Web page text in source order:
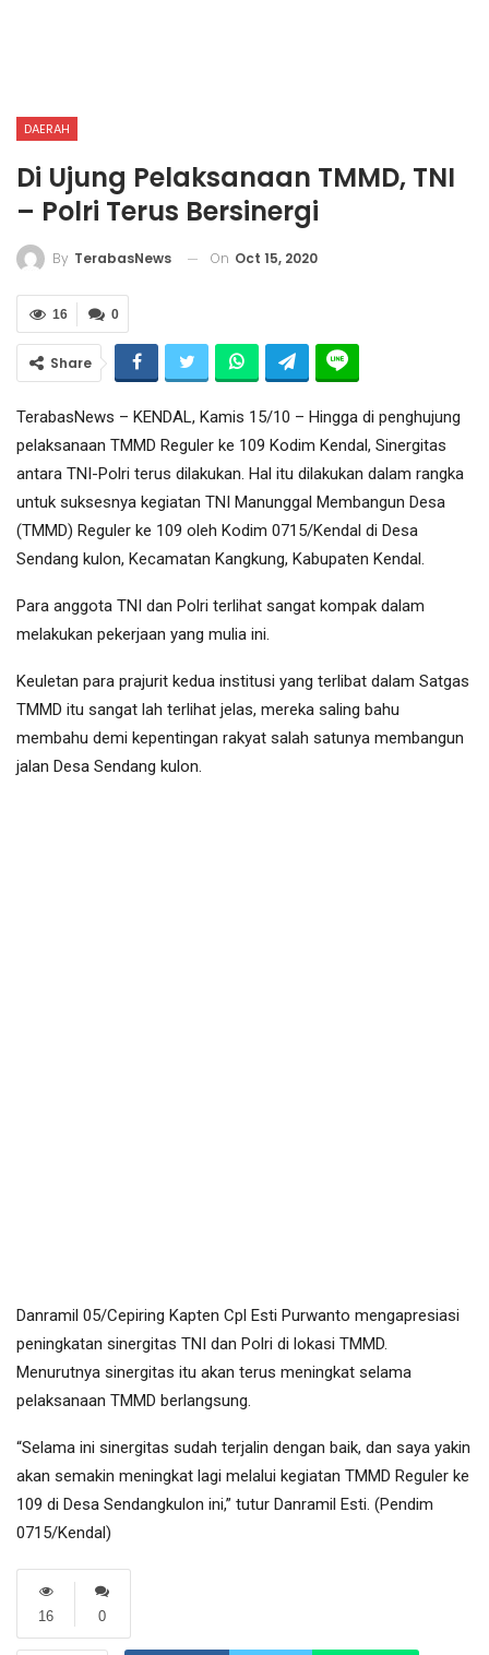
DAERAH
Di Ujung Pelaksanaan TMMD, TNI
– Polri Terus Bersinergi
By TerabasNews On Oct 15, 2020
0
16
Share
TerabasNews – KENDAL, Kamis 15/10 – Hingga di penghujung
pelaksanaan TMMD Reguler ke 109 Kodim Kendal, Sinergitas
antara TNI-Polri terus dilakukan. Hal itu dilakukan dalam rangka
untuk suksesnya kegiatan TNI Manunggal Membangun Desa
(TMMD) Reguler ke 109 oleh Kodim 0715/Kendal di Desa
Sendang kulon, Kecamatan Kangkung, Kabupaten Kendal.
Para anggota TNI dan Polri terlihat sangat kompak dalam
melakukan pekerjaan yang mulia ini.
Keuletan para prajurit kedua institusi yang terlibat dalam Satgas
TMMD itu sangat lah terlihat jelas, mereka saling bahu
membahu demi kepentingan rakyat salah satunya membangun
jalan Desa Sendang kulon.
Danramil 05/Cepiring Kapten Cpl Esti Purwanto mengapresiasi
peningkatan sinergitas TNI dan Polri di lokasi TMMD.
Menurutnya sinergitas itu akan terus meningkat selama
pelaksanaan TMMD berlangsung.
“Selama ini sinergitas sudah terjalin dengan baik, dan saya yakin
akan semakin meningkat lagi melalui kegiatan TMMD Reguler ke
109 di Desa Sendangkulon ini,” tutur Danramil Esti. (Pendim
0715/Kendal)
0
16